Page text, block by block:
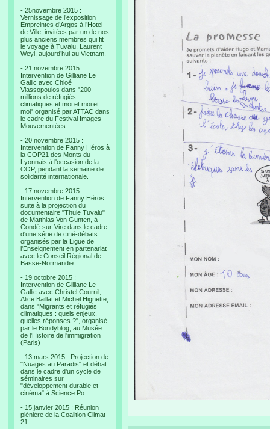
- 25novembre 2015 :
Vernissage de l’exposition
Empreintes d’Argos à l’Hotel
de Ville, invitées par un de nos
plus anciens membres qui fit
le voyage à Tuvalu, Laurent
Weyl, aujourd’hui au Vietnam.
- 21 novembre 2015 :
Intervention de Gilliane Le
Gallic avec Chloé
Vlassopoulos dans "200
millions de réfugiés
climatiques et moi et moi et
moi" organisé par ATTAC dans
le cadre du Festival Images
Mouvementées.
- 20 novembre 2015 :
Intervention de Fanny Héros à
la COP21 des Monts du
Lyonnais à l'occasion de la
COP, pendant la semaine de
solidarité internationale.
- 17 novembre 2015 :
Intervention de Fanny Héros
suite à la projection du
documentaire "Thule Tuvalu"
de Matthias Von Gunten, à
Condé-sur-Vire dans le cadre
d'une série de ciné-débats
organisés par la Ligue de
l'Enseignement en partenariat
avec le Conseil Régional de
Basse-Normandie.
- 19 octobre 2015 :
Intervention de Gilliane Le
Gallic avec Christel Cournil,
Alice Baillat et Michel Hignette,
dans "Migrants et réfugiés
climatiques : quels enjeux,
quelles réponses ?", organisé
par le Bondyblog, au Musée
de l'Histoire de l'immigration
(Paris)
- 13 mars 2015 : Projection de
"Nuages au Paradis" et débat
dans le cadre d'un cycle de
séminaires sur
"développement durable et
cinéma" à Science Po.
- 15 janvier 2015 : Réunion
plénière de la Coalition Climat
21